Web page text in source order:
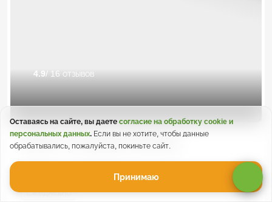
4.9 / 16 отзывов
Рафтинг + смотровые Лаго-Наки
Ежедневно
Оставаясь на сайте, вы даете согласие на обработку cookie и
персональных данных. Если вы не хотите, чтобы данные
обрабатывались, пожалуйста, покиньте сайт.
Принимаю